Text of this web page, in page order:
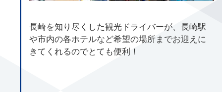
長崎を知り尽くした観光ドライバーが、長崎駅
や市内の各ホテルなど希望の場所までお迎えに
きてくれるのでとても便利！